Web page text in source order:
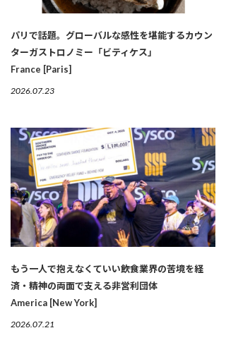
パリで話題。グローバルな感性を堪能するカウン
ターガストロノミー「ビティケス」
France [Paris]
2026.07.23
もう一人で抱えなくていい――飲食業界の苦境を経
済・精神の両面で支える非営利団体
America [New York]
2026.07.21